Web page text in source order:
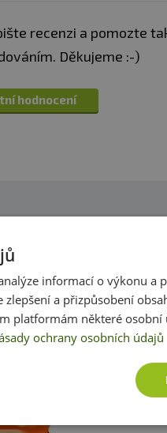
recenzi a pomozte
Děkujeme :-)
hodnocení
Zeptejte se, rádi vám
dotaz
informací o výkonu a
a přizpůsobení
platformám některé osobní
ochrany osobních údajů